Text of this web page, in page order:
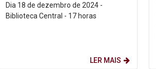
Dia 18 de dezembro de 2024 -
Biblioteca Central - 17 horas
LER MAIS